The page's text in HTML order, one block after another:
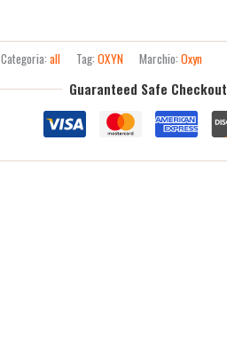
Categoria:all Tag:OXYN Marchio:Oxyn
Guaranteed Safe Checkout